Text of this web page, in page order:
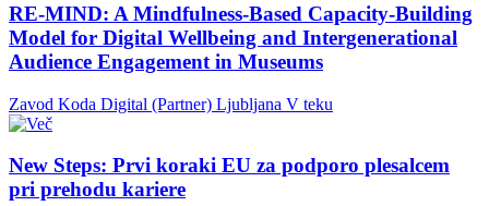
RE-MIND: A Mindfulness-Based Capacity-Building
Model for Digital Wellbeing and Intergenerational
Audience Engagement in Museums
Zavod Koda Digital (Partner) Ljubljana V teku
New Steps: Prvi koraki EU za podporo plesalcem
pri prehodu kariere